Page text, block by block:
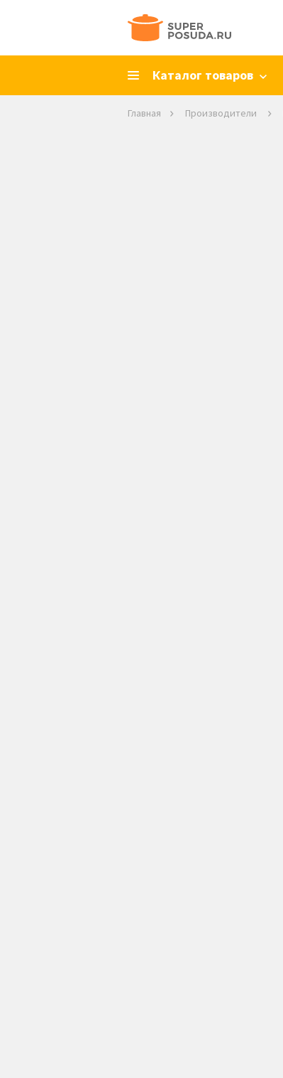
Каталог товаров
Главная Производители